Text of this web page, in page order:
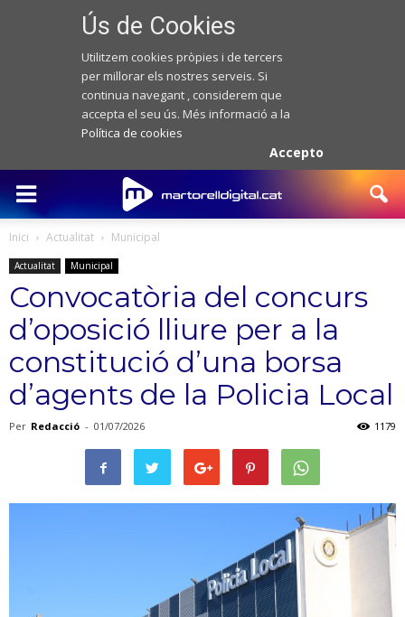
Ús de Cookies
Utilitzem cookies pròpies i de tercers
per millorar els nostres serveis. Si
continua navegant , considerem que
accepta el seu ús. Més informació a la
Política de cookies
Accepto
Inici Actualitat Municipal
Actualitat Municipal
Convocatòria del concurs
d’oposició lliure per a la
constitució d’una borsa
d’agents de la Policia Local
Per Redacció - 01/07/2026 1179